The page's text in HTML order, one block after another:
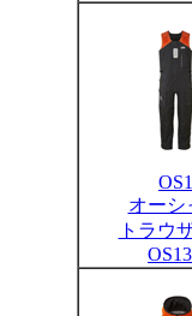
OS1
オーシ
トラウ